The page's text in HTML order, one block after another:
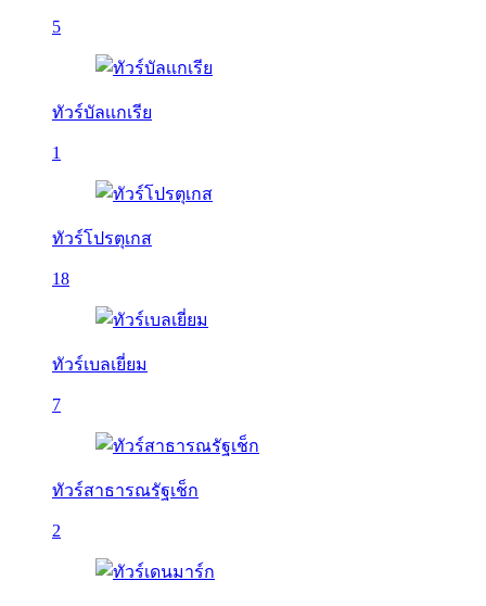
5
ทัวร์บัลเเกเรีย
1
ทัวร์โปรตุเกส
18
ทัวร์เบลเยี่ยม
7
ทัวร์สาธารณรัฐเช็ก
2